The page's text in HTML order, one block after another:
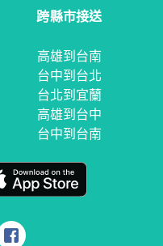
跨縣市接送
高雄到台南
台中到台北
台北到宜蘭
高雄到台中
台中到台南